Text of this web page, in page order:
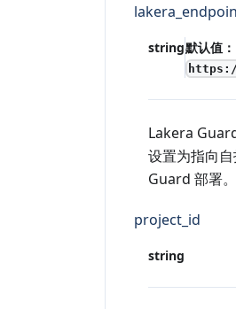
string默认值：
Lakera
设置为指向
Guard 部署。
project_id
string